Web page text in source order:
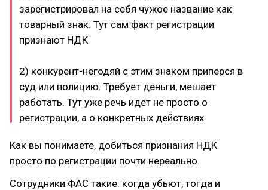
зарегистрировал на себя чужое название как
товарный знак. Тут сам факт регистрации
признают НДК
2) конкурент-негодяй с этим знаком приперся в
суд или полицию. Требует деньги, мешает
работать. Тут уже речь идет не просто о
регистрации, а о конкретных действиях.
Как вы понимаете, добиться признания НДК
просто по регистрации почти нереально.
Сотрудники ФАС такие: когда убьют, тогда и